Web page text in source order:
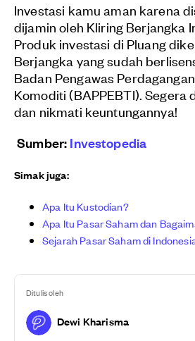
Investasi kamu aman karena
dijamin oleh Kliring Berjangka
Produk investasi di Pluang
Berjangka yang sudah
Badan Pengawas
Komoditi (BAPPEBTI). Segera
dan nikmati keuntungannya!
Sumber:Investopedia
Simak juga:
Apa Itu Kustodian?
Apa Itu Pasar Saham dan
Sejarah Pasar Saham di
Ditulis oleh
Dewi Kharisma